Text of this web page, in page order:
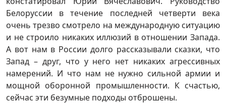
Белоруссии в течение последней четверти века
очень трезво смотрело на международную ситуацию
и не строило никаких иллюзий в отношении Запада.
А вот нам в России долго рассказывали сказки, что
Запад – друг, что у него нет никаких агрессивных
намерений. И что нам не нужно сильной армии и
мощной оборонной промышленности. К счастью,
сейчас эти безумные подходы отброшены.